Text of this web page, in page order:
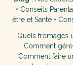
• Conseils
être et Santé•
Quels fromages
Comment
Comment faire